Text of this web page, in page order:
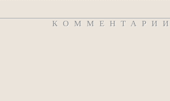
КОММЕНТАРИИ